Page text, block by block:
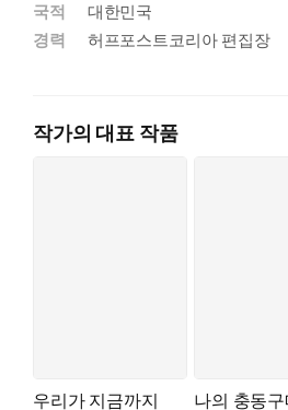
안한다(「오늘도 AI와 고민상담을
한편 모두가 AI를 마냥 긍정적으로
안톤 허는 이제껏 처참히 실패해
연은 인공지능과 주고받은 사적인
돌아보며 자기만의 서사를 발견하
국적
대한민국
경력
허프포스트코리아 편집장
작가의 대표 작품
우리가 지금까지
나의 충동구